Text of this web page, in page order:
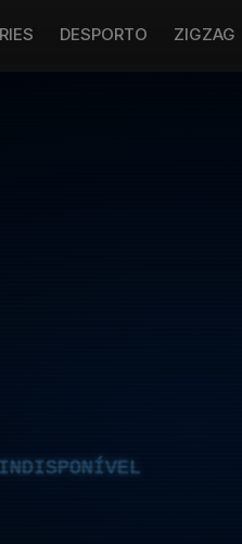
DESPORTO ZIGZAG